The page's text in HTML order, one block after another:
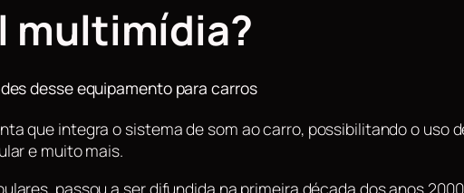
multimídia?
desse equipamento para carros
que integra o sistema de som ao carro, possibilitando o uso
e muito mais.
passou a ser difundida na primeira década dos anos